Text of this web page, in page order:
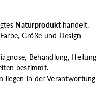
Naturprodukthandelt,
Größe und Design
Behandlung, Heilung
bestimmt.
liegen in der Verantwortung